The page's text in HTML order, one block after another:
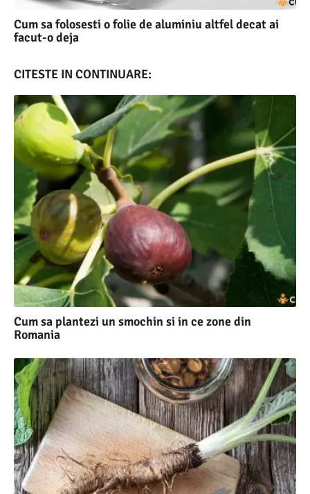
Cum sa folosesti o folie de aluminiu altfel decat ai
facut-o deja
CITESTE IN CONTINUARE:
Cum sa plantezi un smochin si in ce zone din
Romania